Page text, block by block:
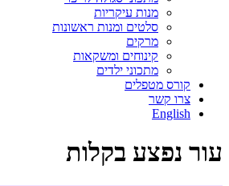
מנות עיקריות
סלטים ומנות ראשונות
מרקים
קינוחים ומשקאות
מתכוני ילדים
קורס מטפלים
צרו קשר
English
עור נפצע בקלות